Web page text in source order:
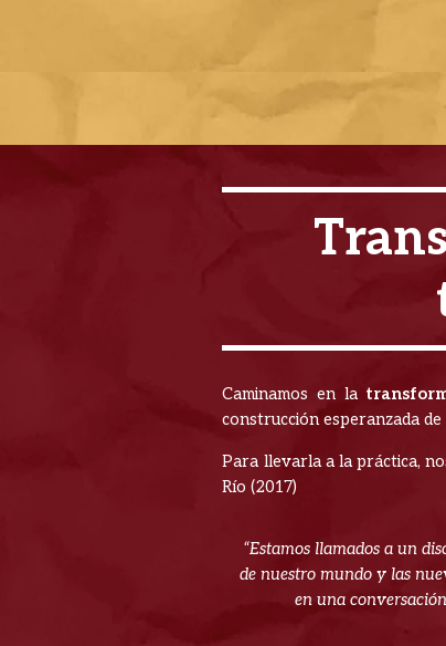
Caminamos en la
construcción esperanzada
Para llevarla a la práctica,
Río (2017)
“Estamos llamados a un
de nuestro mundo y las
en una